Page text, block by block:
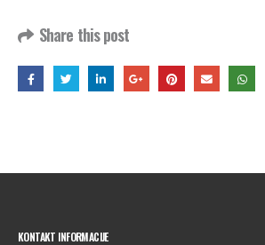
Share this post
KONTAKT INFORMACIJE